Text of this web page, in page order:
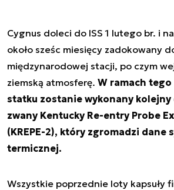
Cygnus doleci do ISS 1 lutego br. i
około sześc miesięcy zadokowany
międzynarodowej stacji, po czym
ziemską atmosferę. W ramach
statku zostanie wykonany kolejny
zwany Kentucky Re-entry Probe
(KREPE-2), który zgromadzi dane
termicznej.
Wszystkie poprzednie loty kapsuły